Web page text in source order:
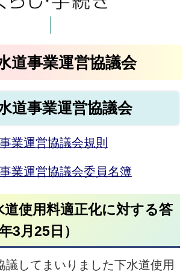
道事業運営協議会
道事業運営協議会
業運営協議会規則
業運営協議会委員名簿
道使用料適正化に対する答
3月25日）
議してまいりました下水道使用